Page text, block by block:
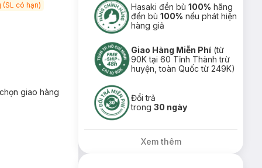
(SL có hạn)
giao hàng
Hasaki đền bù100% hãng
đền bù100% nếu phát hiện
hàng giả
Giao Hàng Miễn Phí (từ
90K tại 60 Tỉnh Thành trừ
huyện, toàn Quốc từ 249K)
Đổi trả
trong30 ngày
Xem thêm